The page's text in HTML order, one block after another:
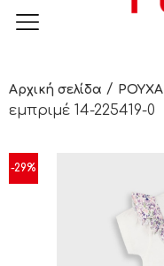
Αρχική σελίδα / ΡΟΥΧΑ
εμπριμέ 14-225419-0
-29%